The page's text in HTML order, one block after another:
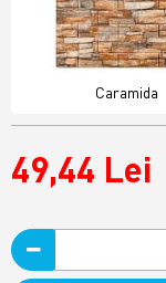
Caramida
49,44 Lei